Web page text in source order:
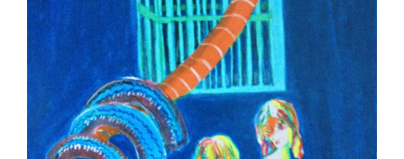
近日開催のイベント・オープン講座・展覧会
イベント